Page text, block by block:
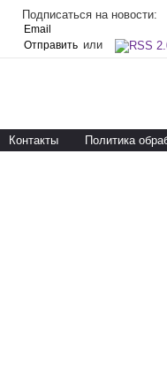
Подписаться на новости:
или
Контакты Политика